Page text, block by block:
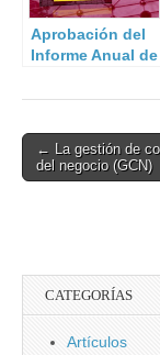
Aprobación del
Informe Anual de
Nacional 2015
Post
navigation
← La gestión de
del negocio (GCN)
CATEGORÍAS
Artículos